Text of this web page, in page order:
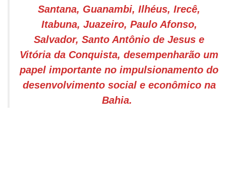
Santana, Guanambi, Ilhéus, Irecê,
Itabuna, Juazeiro, Paulo Afonso,
Salvador, Santo Antônio de Jesus e
Vitória da Conquista, desempenharão um
papel importante no impulsionamento do
desenvolvimento social e econômico na
Bahia.